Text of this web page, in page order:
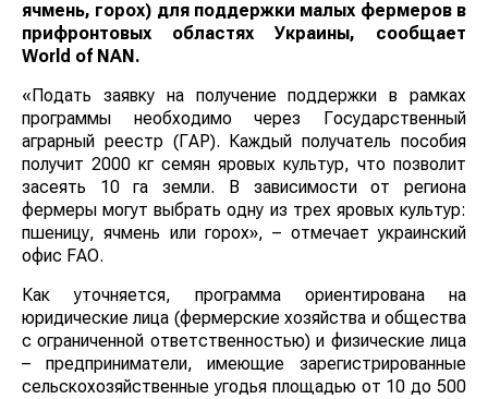
ячмень, горох) для поддержки малых фермеров в
прифронтовых областях Украины, сообщает
World of NAN.
«Подать заявку на получение поддержки в рамках
программы необходимо через Государственный
аграрный реестр (ГАР). Каждый получатель пособия
получит 2000 кг семян яровых культур, что позволит
засеять 10 га земли. В зависимости от региона
фермеры могут выбрать одну из трех яровых культур:
пшеницу, ячмень или горох», – отмечает украинский
офис FАО.
Как уточняется, программа ориентирована на
юридические лица (фермерские хозяйства и общества
с ограниченной ответственностью) и физические лица
– предприниматели, имеющие зарегистрированные
сельскохозяйственные угодья площадью от 10 до 500